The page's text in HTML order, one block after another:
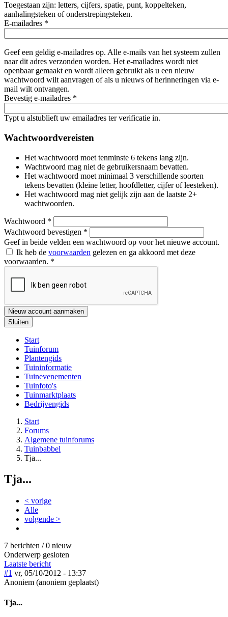
Toegestaan zijn: letters, cijfers, spatie, punt, koppelteken,
aanhalingsteken of onderstrepingsteken.
E-mailadres *
Geef een geldig e-mailadres op. Alle e-mails van het systeem zullen
naar dit adres verzonden worden. Het e-mailadres wordt niet
openbaar gemaakt en wordt alleen gebruikt als u een nieuw
wachtwoord wilt aanvragen of als u nieuws of herinneringen via e-
mail wilt ontvangen.
Bevestig e-mailadres *
Typt u alstublieft uw emailadres ter verificatie in.
Wachtwoordvereisten
Het wachtwoord moet tenminste 6 tekens lang zijn.
Wachtwoord mag niet de gebruikersnaam bevatten.
Het wachtwoord moet minimaal 3 verschillende soorten
tekens bevatten (kleine letter, hoofdletter, cijfer of leesteken).
Het wachtwoord mag niet gelijk zijn aan de laatste 2+
wachtwoorden.
Wachtwoord *
Wachtwoord bevestigen *
Geef in beide velden een wachtwoord op voor het nieuwe account.
Ik heb de voorwaarden gelezen en ga akkoord met deze
voorwaarden. *
Nieuw account aanmaken
Sluiten
Start
Tuinforum
Plantengids
Tuininformatie
Tuinevenementen
Tuinfoto's
Tuinmarktplaats
Bedrijvengids
Start
Forums
Algemene tuinforums
Tuinbabbel
Tja...
Tja...
< vorige
Alle
volgende >
7 berichten / 0 nieuw
Onderwerp gesloten
Laatste bericht
#1 vr, 05/10/2012 - 13:37
Anoniem (anoniem geplaatst)
Tja...